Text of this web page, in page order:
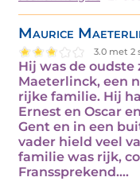
Maurice
3.0 met 2
Hij was de oudste
Maeterlinck, een
rijke familie. Hij
Ernest en Oscar
Gent en in een
vader hield veel
familie was rijk,
Franssprekend.…